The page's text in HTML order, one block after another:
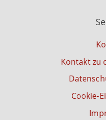
Kontakt zu
Cookie-